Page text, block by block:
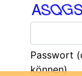
Passwort
können)